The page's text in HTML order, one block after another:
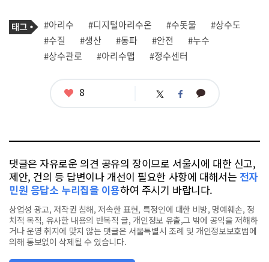
기
사
관
련
태
태
그
#아리수 #디지털아리수온 #수돗물
#상수도
#수질
#생산 #동파 #안전
#누수
#상수관로
#아리수맵 #정수센터
좋
8 트 페 카
댓글은 자유로운 의견 공유의 장이므로 서울시에 대한 신고,
제안, 건의 등 답변이나 개선이 필요한 사항에 대해서는 전자
민원 응답소 누리집을 이용하여 주시기 바랍니다.
상업성 광고, 저작권 침해, 저속한 표현, 특정인에 대한 비방, 명예훼손, 정
치적 목적, 유사한 내용의 반복적 글, 개인정보 유출,그 밖에 공익을 저해하
거나 운영 취지에 맞지 않는 댓글은 서울특별시 조례 및 개인정보보호법에
의해 통보없이 삭제될 수 있습니다.